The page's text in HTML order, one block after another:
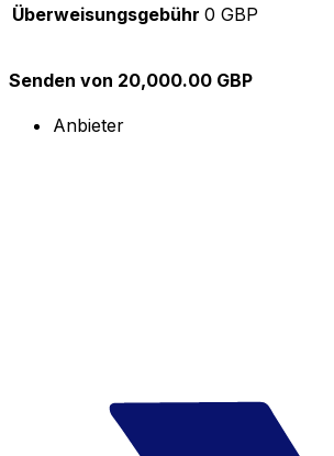
Überweisungsgebühr 0 GBP
Senden von 20,000.00 GBP
Anbieter